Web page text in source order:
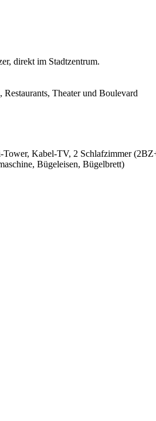
direkt im Stadtzentrum.
Theater und Boulevard
Kabel-TV, 2 Schlafzimmer
Bügeleisen, Bügelbrett)